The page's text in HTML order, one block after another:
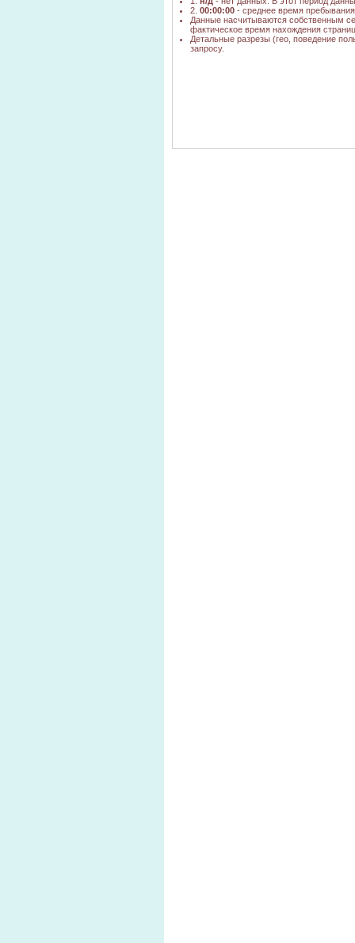
2. 00:00:00 - среднее время
Данные насчитываются собственным
фактическое время нахождения
Детальные разрезы (гео, поведение
запросу.